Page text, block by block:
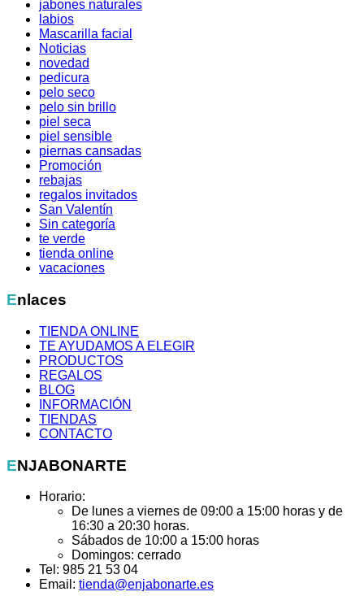
jabones naturales
labios
Mascarilla facial
Noticias
novedad
pedicura
pelo seco
pelo sin brillo
piel seca
piel sensible
piernas cansadas
Promoción
rebajas
regalos invitados
San Valentín
Sin categoría
te verde
tienda online
vacaciones
Enlaces
TIENDA ONLINE
TE AYUDAMOS A ELEGIR
PRODUCTOS
REGALOS
BLOG
INFORMACIÓN
TIENDAS
CONTACTO
ENJABONARTE
Horario:
De lunes a viernes de 09:00 a 15:00 horas y de
16:30 a 20:30 horas.
Sábados de 10:00 a 15:00 horas
Domingos: cerrado
Tel: 985 21 53 04
Email: tienda@enjabonarte.es